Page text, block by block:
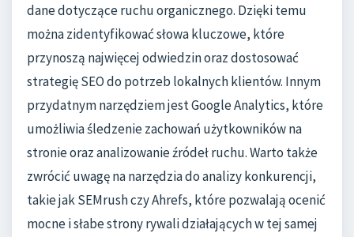
dane dotyczące ruchu organicznego. Dzięki temu
można zidentyfikować słowa kluczowe, które
przynoszą najwięcej odwiedzin oraz dostosować
strategię SEO do potrzeb lokalnych klientów. Innym
przydatnym narzędziem jest Google Analytics, które
umożliwia śledzenie zachowań użytkowników na
stronie oraz analizowanie źródeł ruchu. Warto także
zwrócić uwagę na narzędzia do analizy konkurencji,
takie jak SEMrush czy Ahrefs, które pozwalają ocenić
mocne i słabe strony rywali działających w tej samej